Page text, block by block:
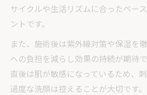
サイクルや生活リズムに合ったペー
ントです。
また、施術後は紫外線対策や保湿を
への負担を減らし効果の持続が期待
直後は肌が敏感になっているため、
過度な洗顔は控えることが大切です。